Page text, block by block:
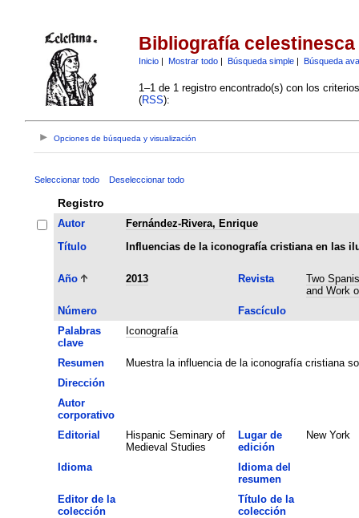
Bibliografía celestinesca
Inicio| Mostrar todo| Búsqueda simple| Búsqueda
1–1 de 1 registro encontrado(s) con los
(RSS):
Opciones de búsqueda y visualización
Seleccionar todo Deseleccionar todo
Registro
Autor
Fernández-Rivera, Enrique
Título
Influencias de la iconografía cristiana en las
Año 2013 Revista
Two
and Work
Número
Fascículo
Palabras
clave
Iconografía
Resumen
Muestra la influencia de la iconografía cristiana
Dirección
Autor
corporativo
Editorial
Hispanic Seminary of
Medieval Studies
Lugar de
edición
New York
Idioma
Idioma del
resumen
Editor de la
colección
Título de la
colección